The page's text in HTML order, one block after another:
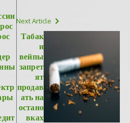
Next Article
Табак
и
вейпы
запрет
ят
продав
ать на
остано
вках